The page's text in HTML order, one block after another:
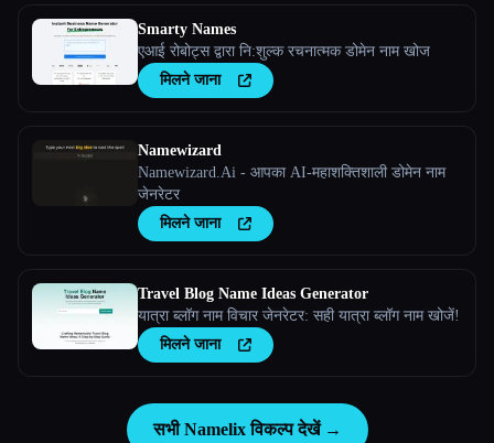
Smarty Names
एआई रोबोट्स द्वारा नि:शुल्क रचनात्मक डोमेन नाम खोज
मिलने जाना
Namewizard
Namewizard.Ai - आपका AI-महाशक्तिशाली डोमेन नाम
जेनरेटर
मिलने जाना
Travel Blog Name Ideas Generator
यात्रा ब्लॉग नाम विचार जेनरेटर: सही यात्रा ब्लॉग नाम खोजें!
मिलने जाना
सभी Namelix विकल्प देखें →